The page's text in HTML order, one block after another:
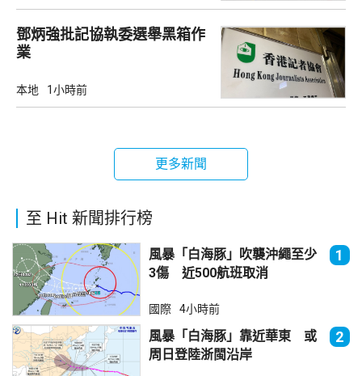
鄧炳強批記協執委選舉黑箱作
業
本地 1小時前
更多新聞
至 Hit 新聞排行榜
風暴「白海豚」吹襲沖繩至少
3傷 近500航班取消
1
國際 4小時前
風暴「白海豚」靠近華東 或
周日登陸浙閩沿岸
2